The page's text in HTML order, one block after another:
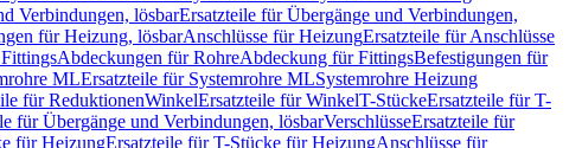
Verbindungen, lösbarErsatzteile für Übergänge und Verbindungen,
für Heizung, lösbarAnschlüsse für HeizungErsatzteile für Anschlüsse
Abdeckungen für RohreAbdeckung für FittingsBefestigungen für
MLErsatzteile für Systemrohre MLSystemrohre Heizung
für ReduktionenWinkelErsatzteile für WinkelT-StückeErsatzteile für T-
für Übergänge und Verbindungen, lösbarVerschlüsseErsatzteile für
für HeizungErsatzteile für T-Stücke für HeizungAnschlüsse für